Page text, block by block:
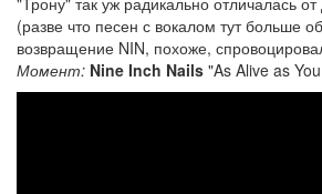
(разве что песен с вокалом тут больше
возвращение NIN, похоже,
Момент: Nine Inch Nails "As Alive as